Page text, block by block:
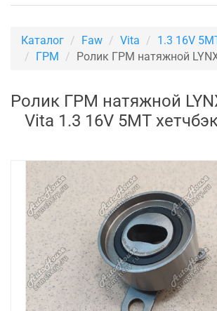
Каталог Faw Vita
1.3 16V
ГРМ
Ролик ГРМ натяжной
Ролик ГРМ натяжной
Vita 1.3 16V 5MT